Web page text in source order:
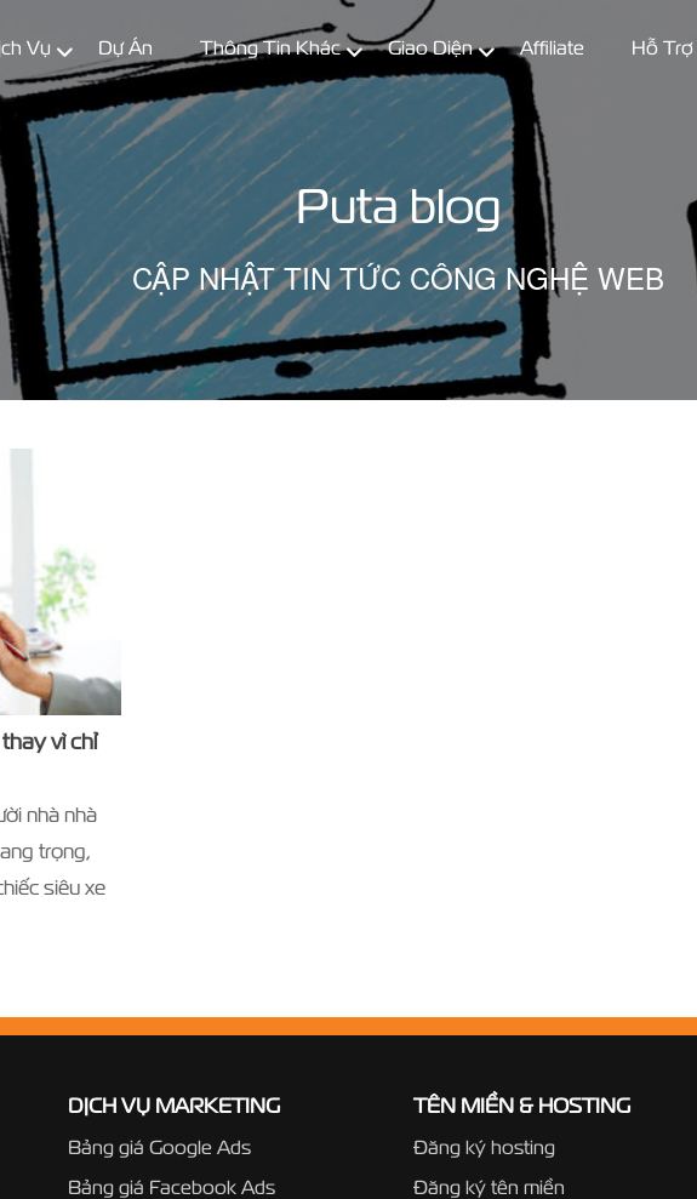
Vụ Dự Án Thông Tin Khác Giao Diện Affiliate Hỗ
Puta blog
CẬP NHẬT TIN TỨC CÔNG NGHỆ WEB
vì chỉ
nhà nhà
trọng,
siêu xe
DỊCH VỤ MARKETING
Bảng giá Google Ads
Bảng giá Facebook Ads
TÊN MIỀN & HOSTING
Đăng ký hosting
Đăng ký tên miền